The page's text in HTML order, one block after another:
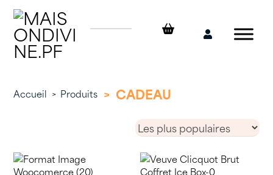
Skip
content
Mon
Accueil > Produits > CADEAU